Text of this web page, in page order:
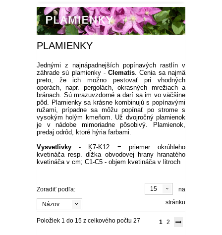
SEMENÁ BYLINIEK
KVETOV
DVOJROČKY
SEMENÁ LETNIČIEK
SEMENÁ STROMOV
SEMENÁ TRVALIEK
SEMENÁ ZELENINY
LISTOVÁ ZELENINA
SEMENÁ LÚČNYCH KVETOV
CIBUĽOVINY
NARCISY
SKALKOVÉ
VYŠŠIE
PLNOKVETÉ
TULIPÁNY
SKALKOVÉ
JEDNODUCHÉ KLASICKÉ
ŠAFRANY
BOTANICKÉ
VEĽKOKVETÉ
HYACINTY
LETNÉ CIBUĽOVINY
ĽALIE
NÍZKE ĽALIE
VYSOKÉ ĽALIE
KORNÚTOVKY
GLADIOLY
PREVISLÉ
ROZMANITÉ CIBUĽOVINY
KOSATCE
ZORNICE
OSTATNÉ
MUŠKÁTY
ANGLICKÉ MUŠKÁTY
MUŠKÁTY PREVISLÉ
MUŠKÁTY VZPRIAMENÉ
PETÚNIE
DROBNOKVETÉ PETÚNIE
VEĽKOKVETÉ PETÚNIE
FUCHSIE
OVOCIE A ZELENINA
ČREPNÍKOVÉ RASTLINY
OKRASNÉ
IHLIČNANY
TUJE
CYPRUŠTEKY
OKRASNÉ BOROVICE
LISTNATÉ STROMY
OKRASNÉ JAVORY
STĹPOVITÉ OKRASNÉ
STROMY
OKRASNÉ KRÍKY
VŽDYZELENÉ
OKRASNÉ KRÍKY DO TIEŇA
BREČTANY
RUŽE
ÚŽITKOVÉ
JAHODY
SKORÉ JAHODY
NESKORÉ JAHODY
OVOCNÉ DREVINY
LETNÉ JABLONE
HRUŠKY
BRUSNICE
NETRADIČNÉ OVOCIE
TIPY
AKCIE
ZĽAVA 70 %
PLAMIENKY
Jednými z najnápadnejších popínavých rastlín v
záhrade sú plamienky -Clematis. Cenia sa najmä
preto, že ich možno pestovať pri vhodných
oporách, napr. pergolách, okrasných mrežiach a
bránach. Sú mrazuvzdorné a darí sa im vo väčšine
pôd. Plamienky sa krásne kombinujú s popínavými
ružami, prípadne sa môžu popínať po strome s
vysokým holým kmeňom. Už dvojročný plamienok
je v nádobe mimoriadne pôsobivý. Plamienok,
predaj odrôd, ktoré hýria farbami.
Vysvetlivky- K7-K12 = priemer okrúhleho
kvetináča resp. dĺžka obvodovej hrany hranatého
kvetináča v cm; C1-C5 - objem kvetináča v litroch
Zoradiť podľa:
Názov
15
na
stránku
Položiek 1 do 15 z celkového počtu 27 1 2